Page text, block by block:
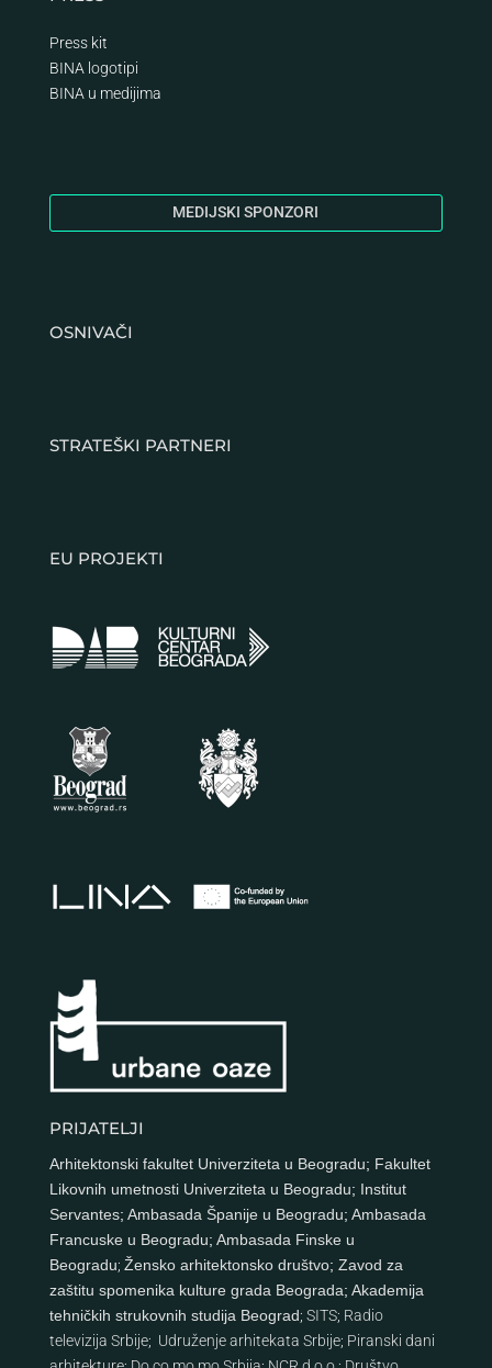
Press kit
BINA logotipi
BINA u medijima
MEDIJSKI SPONZORI
OSNIVAČI
STRATEŠKI PARTNERI
EU PROJEKTI
PRIJATELJI
Arhitektonski fakultet Univerziteta u Beogradu; Fakultet
Likovnih umetnosti Univerziteta u Beogradu; Institut
Servantes; Ambasada Španije u Beogradu; Ambasada
Francuske u Beogradu; Ambasada Finske u
Beogradu; Žensko arhitektonsko društvo; Zavod za
zaštitu spomenika kulture grada Beograda; Akademija
tehničkih strukovnih studija Beograd; SITS; Radio
televizija Srbije; Udruženje arhitekata Srbije; Piranski dani